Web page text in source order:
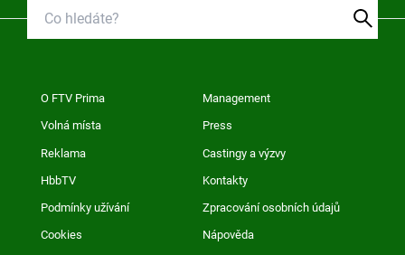
O FTV Prima Management
Volná místa Press
Reklama Castingy a výzvy
HbbTV Kontakty
Podmínky užívání Zpracování osobních údajů
Cookies Nápověda